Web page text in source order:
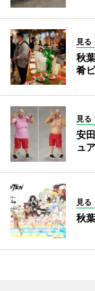
見る
秋
肴
見る
安
ュ
見る
秋